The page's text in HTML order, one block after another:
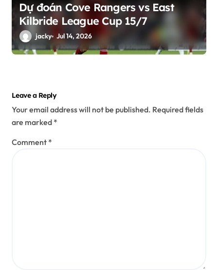
Dự đoán Cove Rangers vs East
Kilbride League Cup 15/7
jacky Jul 14, 2026
Leave a Reply
Your email address will not be published. Required fields
are marked *
Comment *